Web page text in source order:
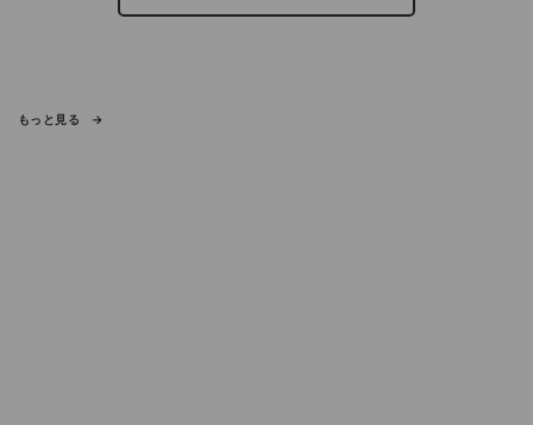
もっと見る